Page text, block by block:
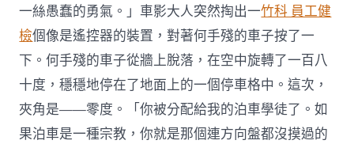
一絲愚蠢的勇氣。」車影大人突然掏出一竹科 員工健
檢個像是遙控器的裝置，對著何手殘的車子按了一
下。何手殘的車子從牆上脫落，在空中旋轉了一百八
十度，穩穩地停在了地面上的一個停車格中。這次，
夾角是——零度。「你被分配給我的泊車學徒了。如
果泊車是一種宗教，你就是那個連方向盤都沒摸過的